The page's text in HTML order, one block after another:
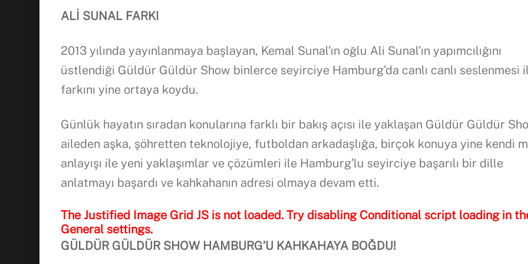
ALİ SUNAL FARKI
2013 yılında yayınlanmaya başlayan, Kemal Sunal’ın oğlu Ali Sunal’ın yapımcılığını
üstlendiği Güldür Güldür Show binlerce seyirciye Hamburg’da canlı canlı seslenmesi
farkını yine ortaya koydu.
Günlük hayatın sıradan konularına farklı bir bakış açısı ile yaklaşan Güldür Güldür
aileden aşka, şöhretten teknolojiye, futboldan arkadaşlığa, birçok konuya yine kendi
anlayışı ile yeni yaklaşımlar ve çözümleri ile Hamburg’lu seyirciye başarılı bir dille
anlatmayı başardı ve kahkahanın adresi olmaya devam etti.
The Justified Image Grid JS is not loaded. Try disabling Conditional script loading in
General settings.
GÜLDÜR GÜLDÜR SHOW HAMBURG’U KAHKAHAYA BOĞDU!